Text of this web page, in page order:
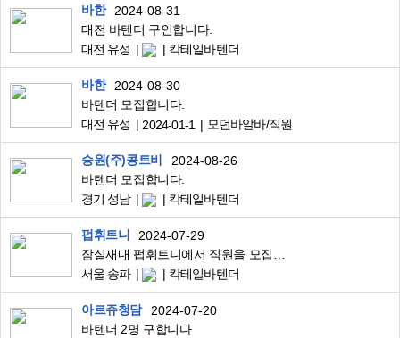
바한
2024-08-31
대전 바텐더 구인합니다.
대전 유성
칵테일바텐더
바한
2024-08-30
바텐더 모집합니다.
대전 유성
2024-01-1 모던바알바/직원
승원(주)콩트비
2024-08-26
바텐더 모집합니다.
경기 성남
칵테일바텐더
펍휘트니
2024-07-29
잠실새내 펍휘트니에서 직원을 모집합니다
서울 송파
칵테일바텐더
아르쥬청담
2024-07-20
바텐더 2명 구합니다